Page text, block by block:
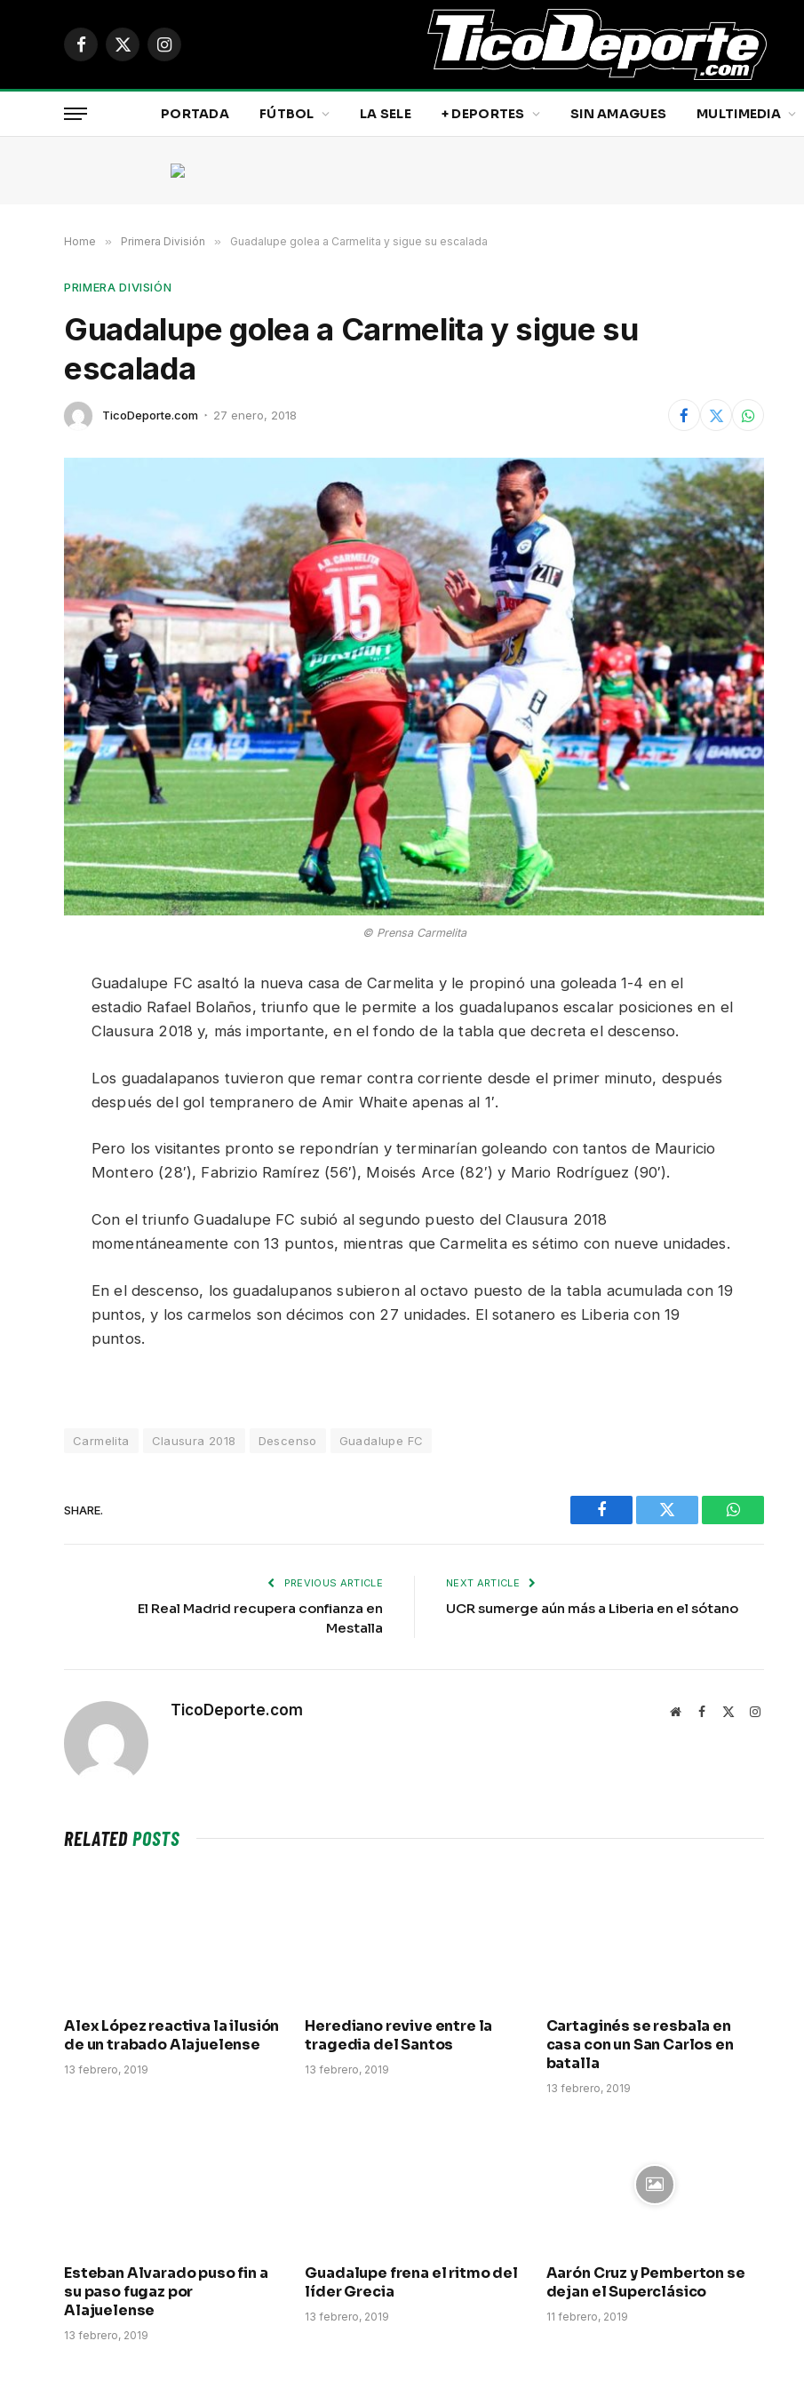
Facebook
X
Instagram
PORTADA FÚTBOL LA SELE + DEPORTES SIN AMAGUES MULTIMEDIA
Home » Primera División » Guadalupe golea a Carmelita y sigue su escalada
PRIMERA DIVISIÓN
Guadalupe golea a Carmelita y sigue su
escalada
TicoDeporte.com 27 enero, 2018
© Prensa Carmelita
Guadalupe FC asaltó la nueva casa de Carmelita y le propinó una goleada 1-4 en el
estadio Rafael Bolaños, triunfo que le permite a los guadalupanos escalar posiciones en el
Clausura 2018 y, más importante, en el fondo de la tabla que decreta el descenso.
Los guadalapanos tuvieron que remar contra corriente desde el primer minuto, después
después del gol tempranero de Amir Whaite apenas al 1′.
Pero los visitantes pronto se repondrían y terminarían goleando con tantos de Mauricio
Montero (28′), Fabrizio Ramírez (56′), Moisés Arce (82′) y Mario Rodríguez (90′).
Con el triunfo Guadalupe FC subió al segundo puesto del Clausura 2018
momentáneamente con 13 puntos, mientras que Carmelita es sétimo con nueve unidades.
En el descenso, los guadalupanos subieron al octavo puesto de la tabla acumulada con 19
puntos, y los carmelos son décimos con 27 unidades. El sotanero es Liberia con 19
puntos.
Carmelita Clausura 2018 Descenso Guadalupe FC
SHARE.
Facebook Twitter WhatsApp
PREVIOUS ARTICLE
El Real Madrid recupera confianza en
Mestalla
NEXT ARTICLE
UCR sumerge aún más a Liberia en el sótano
TicoDeporte.com WebsiteFacebook Instagram
RELATEDPOSTS
Alex López reactiva la ilusión
de un trabado Alajuelense
13 febrero, 2019
Herediano revive entre la
tragedia del Santos
13 febrero, 2019
Cartaginés se resbala en
casa con un San Carlos en
batalla
13 febrero, 2019
Esteban Alvarado puso fin a
su paso fugaz por
Alajuelense
13 febrero, 2019
Guadalupe frena el ritmo del
líder Grecia
13 febrero, 2019
Aarón Cruz y Pemberton se
dejan el Superclásico
11 febrero, 2019